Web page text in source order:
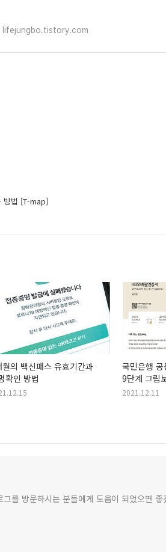
lifejungbo.tistory.com
방법 [T-map]
의 백신패스 유효기간과
확인 방법
국민은행
9단계 그림
2021.12.11
를 방문하시는 분들에게 도움이 되었으면 좋